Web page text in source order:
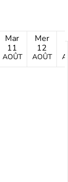
Mar
11
AOÛT
Mer
12
AOÛT